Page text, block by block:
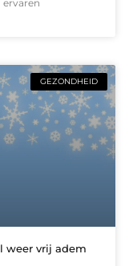
ervaren
GEZONDHEID
weer vrij adem